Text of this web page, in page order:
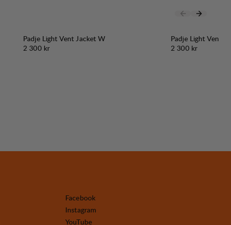
Padje Light Vent Jacket W
Pris:
2 300 kr
Padje Light Vent
Pris:
2 300 kr
Facebook
Instagram
YouTube